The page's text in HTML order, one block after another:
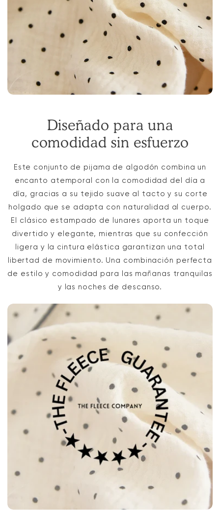
Diseñado para una
comodidad sin esfuerzo
Este conjunto de pijama de algodón combina un
encanto atemporal con la comodidad del día a
día, gracias a su tejido suave al tacto y su corte
holgado que se adapta con naturalidad al cuerpo.
El clásico estampado de lunares aporta un toque
divertido y elegante, mientras que su confección
ligera y la cintura elástica garantizan una total
libertad de movimiento. Una combinación perfecta
de estilo y comodidad para las mañanas tranquilas
y las noches de descanso.